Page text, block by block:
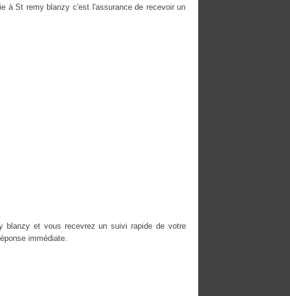
à St remy blanzy c'est l'assurance de recevoir un
blanzy et vous recevrez un suivi rapide de votre
immédiate.